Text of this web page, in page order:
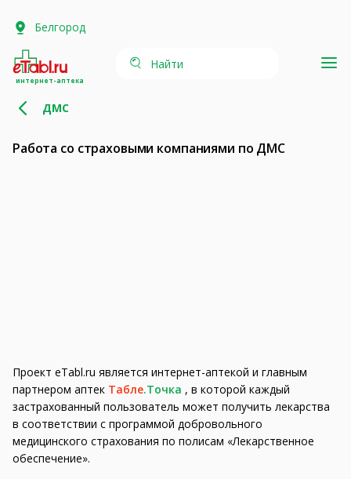
Белгород
интернет-аптека
Найти
ДМС
Работа со страховыми компаниями по ДМС
Проект eTabl.ru является интернет-аптекой и главным
партнером аптек Табле.Точка , в которой каждый
застрахованный пользователь может получить лекарства
в соответствии с программой добровольного
медицинского страхования по полисам «Лекарственное
обеспечение».